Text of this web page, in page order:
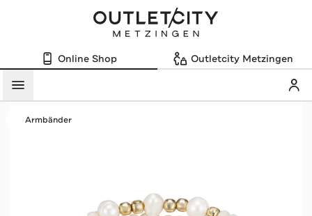
Online Shop Outletcity Metzingen
Menü
Armbänder